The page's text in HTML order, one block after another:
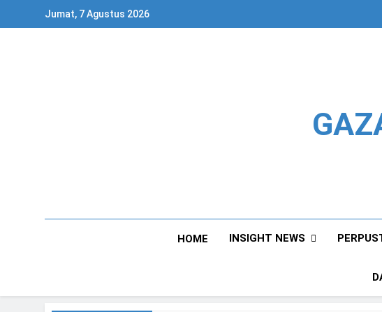
Jumat, 7 Agustus 2026
HOME INSIGHT NEWS